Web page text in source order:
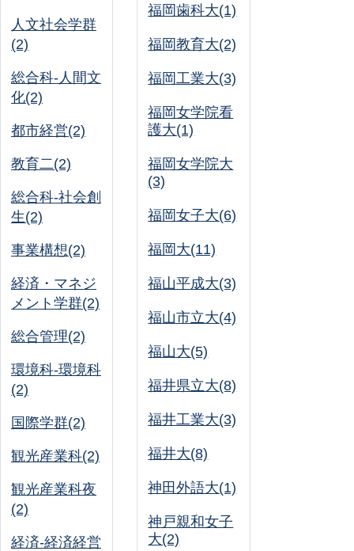
人文社会学群
(2)
総合科-人間文
化(2)
都市経営(2)
教育二(2)
総合科-社会創
生(2)
事業構想(2)
経済・マネジ
メント学群(2)
総合管理(2)
環境科-環境科
(2)
国際学群(2)
観光産業科(2)
観光産業科夜
(2)
経済-経済経営
福岡歯科大(1)
福岡教育大(2)
福岡工業大(3)
福岡女学院看
護大(1)
福岡女学院大
(3)
福岡女子大(6)
福岡大(11)
福山平成大(3)
福山市立大(4)
福山大(5)
福井県立大(8)
福井工業大(3)
福井大(8)
神田外語大(1)
神戸親和女子
大(2)